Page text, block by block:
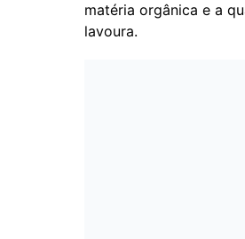
matéria orgânica e a
lavoura.